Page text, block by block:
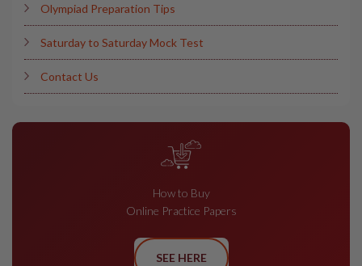
Olympiad Preparation Tips
Saturday to Saturday Mock Test
Contact Us
How to Buy
Online Practice Papers
SEE HERE